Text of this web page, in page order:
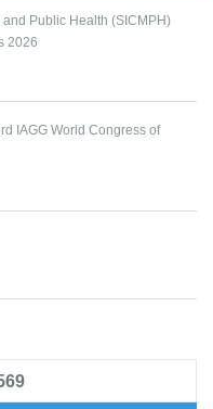
Public Health (SICMPH)
2026
IAGG World Congress of